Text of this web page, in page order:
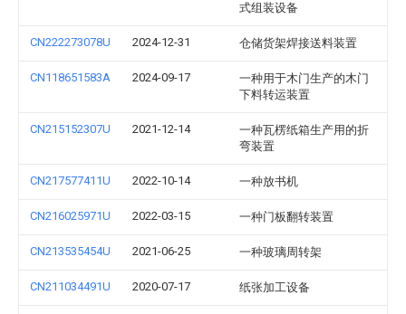
式组装设备
CN222273078U 2024-12-31 仓储货架焊接送料装置
CN118651583A 2024-09-17
一种用于木门生产的木门
下料转运装置
CN215152307U 2021-12-14
一种瓦楞纸箱生产用的折
弯装置
CN217577411U 2022-10-14 一种放书机
CN216025971U 2022-03-15 一种门板翻转装置
CN213535454U 2021-06-25 一种玻璃周转架
CN211034491U 2020-07-17 纸张加工设备